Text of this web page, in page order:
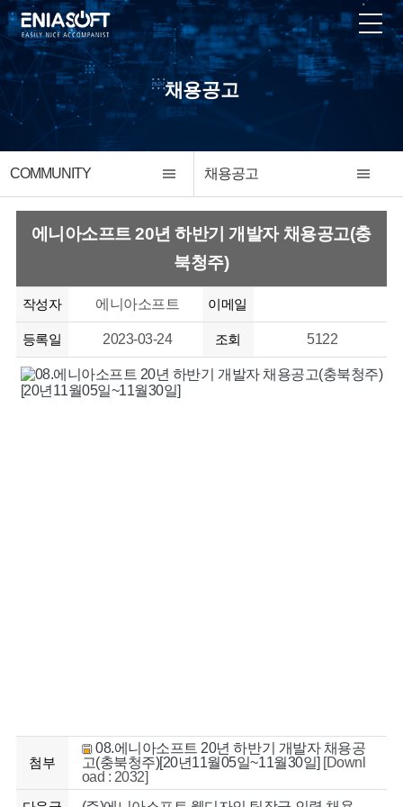
채용공고
COMMUNITY 채용공고
에니아소프트 20년 하반기 개발자 채용공고(충
북청주)
작성자 에니아소프트 이메일
등록일 2023-03-24 조회 5122
첨부
08.에니아소프트 20년 하반기 개발자 채용공
고(충북청주)[20년11월05일~11월30일] [Downl
oad : 2032]